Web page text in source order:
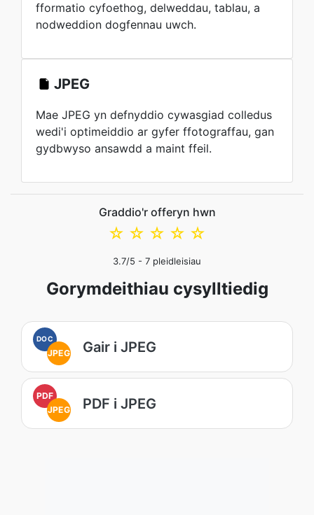
fformatio cyfoethog, delweddau, tablau, a
nodweddion dogfennau uwch.
JPEG
Mae JPEG yn defnyddio cywasgiad colledus
wedi'i optimeiddio ar gyfer ffotograffau, gan
gydbwyso ansawdd a maint ffeil.
Graddio'r offeryn hwn
☆
☆
☆
☆
☆
3.7/5 - 7 pleidleisiau
Gorymdeithiau cysylltiedig
DOC
JPEG Gair i JPEG
PDF
JPEG
PDF i JPEG